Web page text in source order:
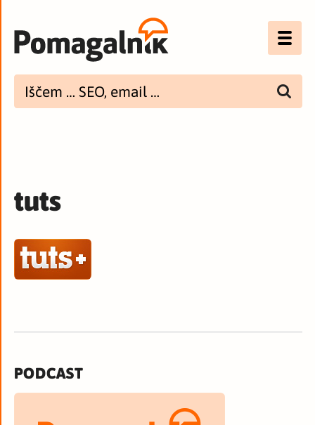
UX
tuts
PODCAST